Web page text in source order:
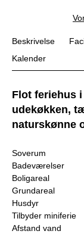
Beskrivelse
Kalender
Flot feriehus
udekøkken,
naturskønne
Soverum
Badeværelser
Boligareal
Grundareal
Husdyr
Tilbyder miniferie
Afstand vand